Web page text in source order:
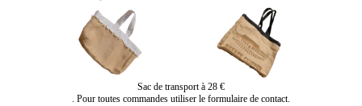
Sac de transport à 28 €
. Pour toutes commandes utiliser le formulaire de contact.